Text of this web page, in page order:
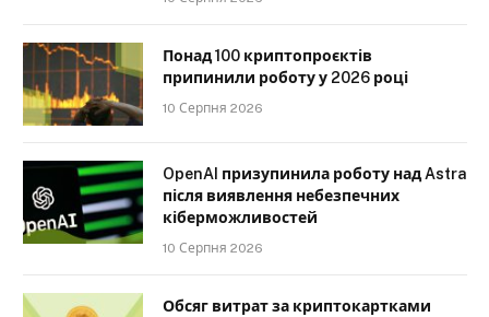
Понад 100 криптопроєктів
припинили роботу у 2026 році
10 Серпня 2026
OpenAI призупинила роботу над Astra
після виявлення небезпечних
кіберможливостей
10 Серпня 2026
Обсяг витрат за криптокартками